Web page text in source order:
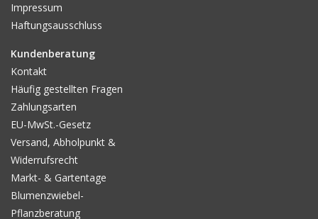
Impressum
Haftungsausschluss
Kundenberatung
Kontakt
Häufig gestellten Fragen
Zahlungsarten
EU-MwSt.-Gesetz
Versand, Abholpunkt &
Widerrufsrecht
Markt- & Gartentage
Blumenzwiebel-
Pflanzberatung